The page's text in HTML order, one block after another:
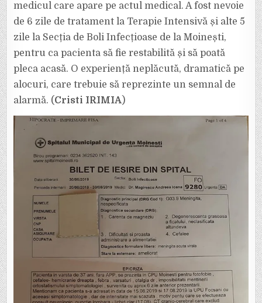
medicul care apare pe actul medical. A fost nevoie
de 6 zile de tratament la Terapie Intensivă și alte 5
zile la Secția de Boli Infecțioase de la Moinești,
pentru ca pacienta să fie restabilită și să poată
pleca acasă. O experiență neplăcută, dramatică pe
alocuri, care trebuie să reprezinte un semnal de
alarmă. (Cristi IRIMIA)